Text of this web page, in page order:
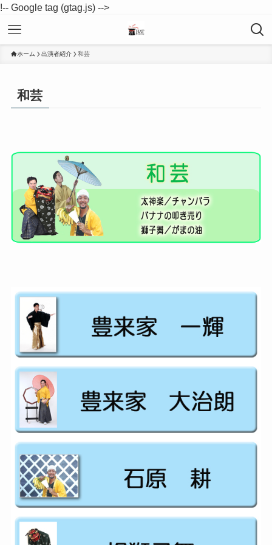
!-- Google tag (gtag.js) -->
ホーム 出演者紹介 和芸
和芸